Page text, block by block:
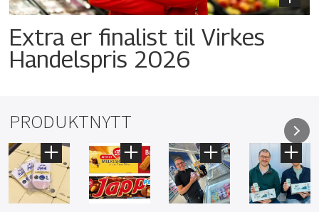
Extra er finalist til Virkes
Handelspris 2026
PRODUKTNYTT